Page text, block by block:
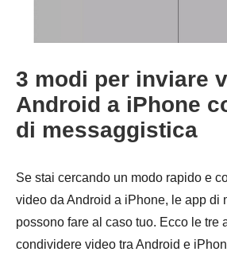
3 modi per inviare
Android a iPhone
di messaggistica
Se stai cercando un modo rapido e
video da Android a iPhone, le app di
possono fare al caso tuo. Ecco le tre
condividere video tra Android e